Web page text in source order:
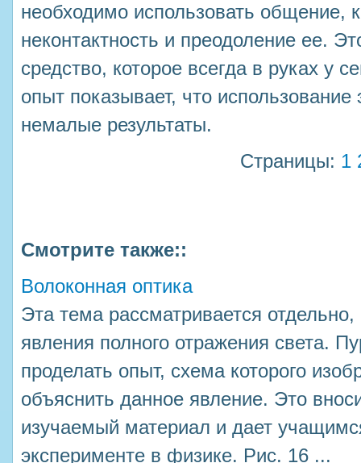
необходимо использовать общение,
неконтактность и преодоление ее.
средство, которое всегда в руках у
опыт показывает, что использование
немалые результаты.
Страницы: 1
Смотрите также::
Волоконная оптика
Эта тема рассматривается
явления полного отражения света.
проделать опыт, схема которого
объяснить данное явление. Это
изучаемый материал и дает
эксперименте в физике. Рис. 16 ...